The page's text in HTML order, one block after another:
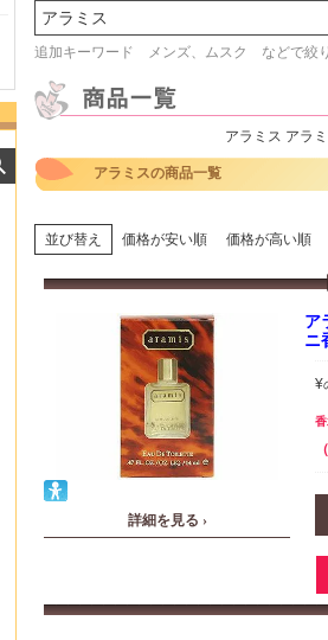
検索
追加キーワード メンズ、ムスク などで絞
アラミス アラ
アラミスの商品一覧
並び替え 価格が安い順 価格が高い順
詳細を見る ›
ア
ニ
¥
商品が早く届いたのでよか
ったです。また利用させて
好きな香水を
量試せるとこ